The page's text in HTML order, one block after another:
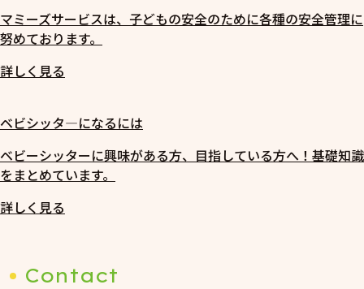
マミーズサービスは、子どもの安全のために各種の安全管理に
努めております。
詳しく見る
ベビシッタ―になるには
ベビーシッターに興味がある方、目指している方へ！基礎知識
をまとめています。
詳しく見る
Contact